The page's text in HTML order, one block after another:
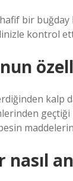
bir buğday
kontrol
kalp
geçtiği